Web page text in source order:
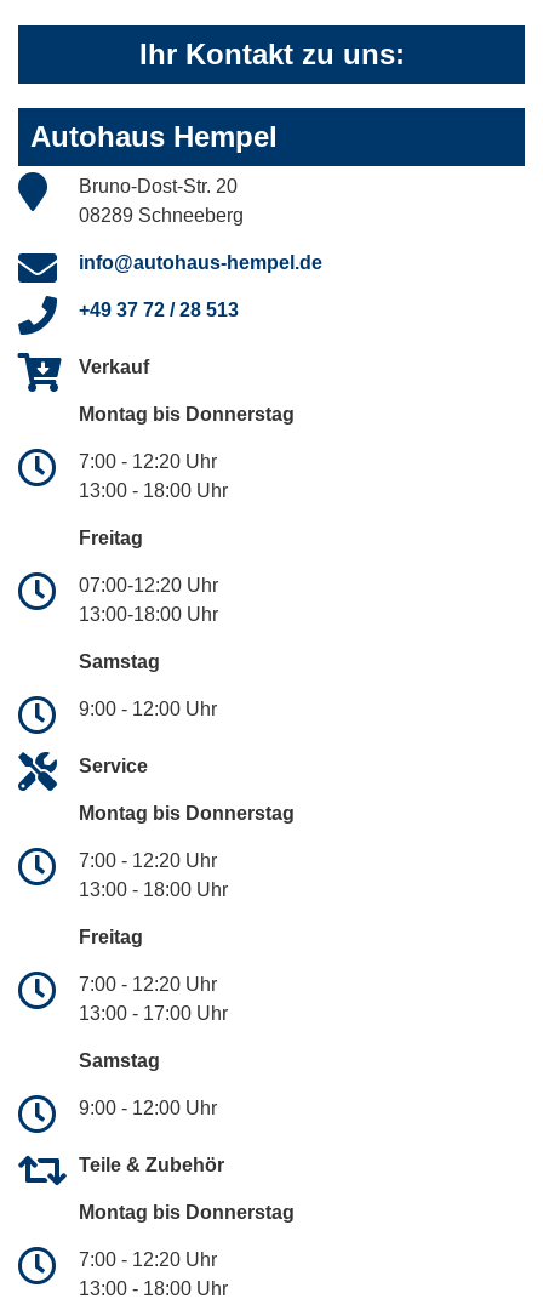
Ihr Kontakt zu uns:
Autohaus Hempel
Bruno-Dost-Str. 20
08289 Schneeberg
info@autohaus-hempel.de
+49 37 72 / 28 513
Verkauf
Montag bis Donnerstag
7:00 - 12:20 Uhr
13:00 - 18:00 Uhr
Freitag
07:00-12:20 Uhr
13:00-18:00 Uhr
Samstag
9:00 - 12:00 Uhr
Service
Montag bis Donnerstag
7:00 - 12:20 Uhr
13:00 - 18:00 Uhr
Freitag
7:00 - 12:20 Uhr
13:00 - 17:00 Uhr
Samstag
9:00 - 12:00 Uhr
Teile & Zubehör
Montag bis Donnerstag
7:00 - 12:20 Uhr
13:00 - 18:00 Uhr